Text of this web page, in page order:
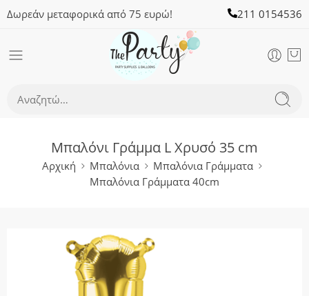
Δωρεάν μεταφορικά από 75 ευρώ! 211 0154536
Μπαλόνι Γράμμα L Χρυσό 35 cm
Αρχική Μπαλόνια
Μπαλόνια Γράμματα
Μπαλόνια Γράμματα 40cm